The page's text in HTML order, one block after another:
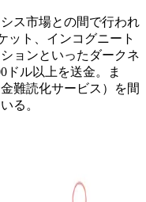
ス市場との間で行われ
ット、インコグニート
ョンといったダークネ
ドル以上を送金。ま
難読化サービス）を間
る。